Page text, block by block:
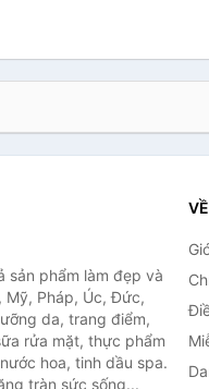
sản phẩm làm đẹp và
Mỹ, Pháp, Úc, Đức,
da, trang điểm,
rửa mặt, thực phẩm
hoa, tinh dầu spa.
tràn sức sống...